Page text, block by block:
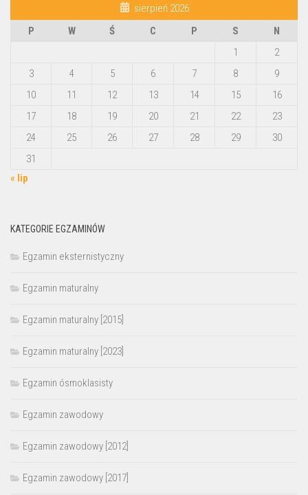
sierpień 2026
P
W Ś C P S
N
1
2
3
4 5 6 7 8
9
10
11 12 13 14 15
16
17
18 19 20 21 22
23
24
25 26 27 28 29
30
31
« lip
KATEGORIE EGZAMINÓW
Egzamin eksternistyczny
Egzamin maturalny
Egzamin maturalny [2015]
Egzamin maturalny [2023]
Egzamin ósmoklasisty
Egzamin zawodowy
Egzamin zawodowy [2012]
Egzamin zawodowy [2017]